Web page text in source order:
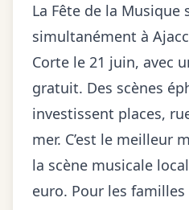
La Fête de la Musique
simultanément à
Corte le 21 juin, avec
gratuit. Des scènes
investissent places,
mer. C’est le meilleur
la scène musicale
euro. Pour les